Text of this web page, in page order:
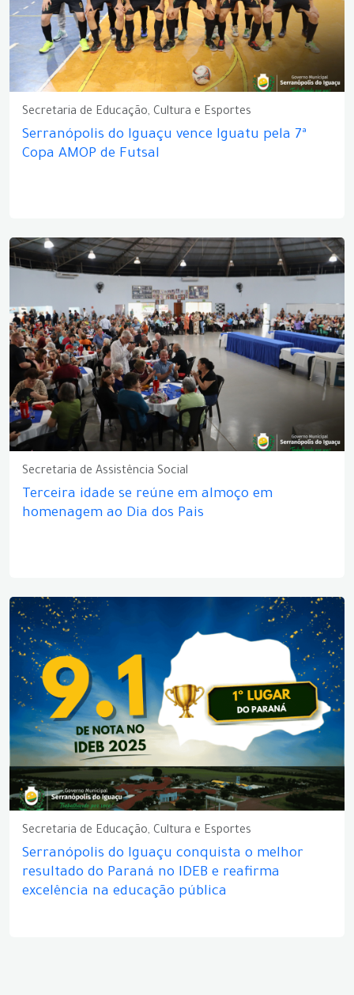
Secretaria de Educação, Cultura e Esportes
Serranópolis do Iguaçu vence Iguatu pela 7ª
Copa AMOP de Futsal
Secretaria de Assistência Social
Terceira idade se reúne em almoço em
homenagem ao Dia dos Pais
Secretaria de Educação, Cultura e Esportes
Serranópolis do Iguaçu conquista o melhor
resultado do Paraná no IDEB e reafirma
excelência na educação pública